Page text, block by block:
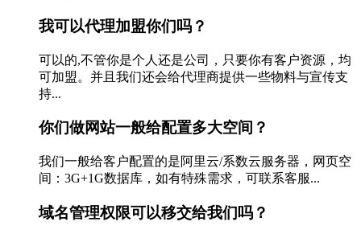
我可以代理加盟你们吗？
可以的,不管你是个人还是公司，只要你有客户资源，均
可加盟。并且我们还会给代理商提供一些物料与宣传支
持...
你们做网站一般给配置多大空间？
我们一般给客户配置的是阿里云/系数云服务器，网页空
间：3G+1G数据库，如有特殊需求，可联系客服...
域名管理权限可以移交给我们吗？